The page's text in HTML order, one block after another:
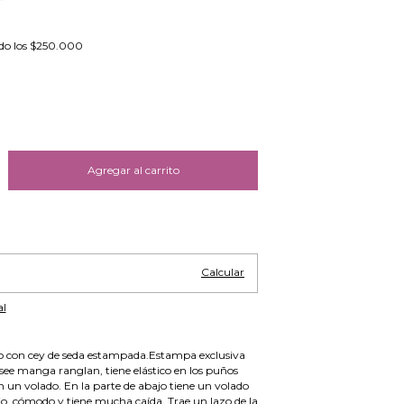
los $250.000
Calcular
con cey de seda estampada.Estampa exclusiva
manga ranglan, tiene elástico en los puños
volado. En la parte de abajo tiene un volado
cómodo y tiene mucha caída. Trae un lazo de la